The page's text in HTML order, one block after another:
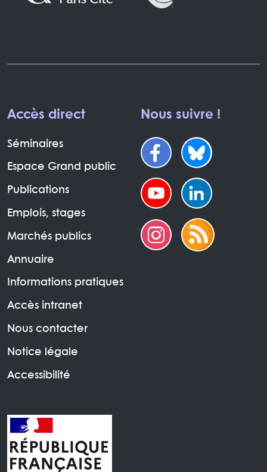
Accès direct
Séminaires
Espace Grand public
Publications
Emplois, stages
Marchés publics
Annuaire
Informations pratiques
Accès intranet
Nous contacter
Notice légale
Accessibilité
Nous suivre !